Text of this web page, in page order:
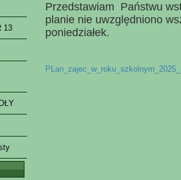
13
Przedstawiam Państwu
planie nie uwzględniono
poniedziałek.